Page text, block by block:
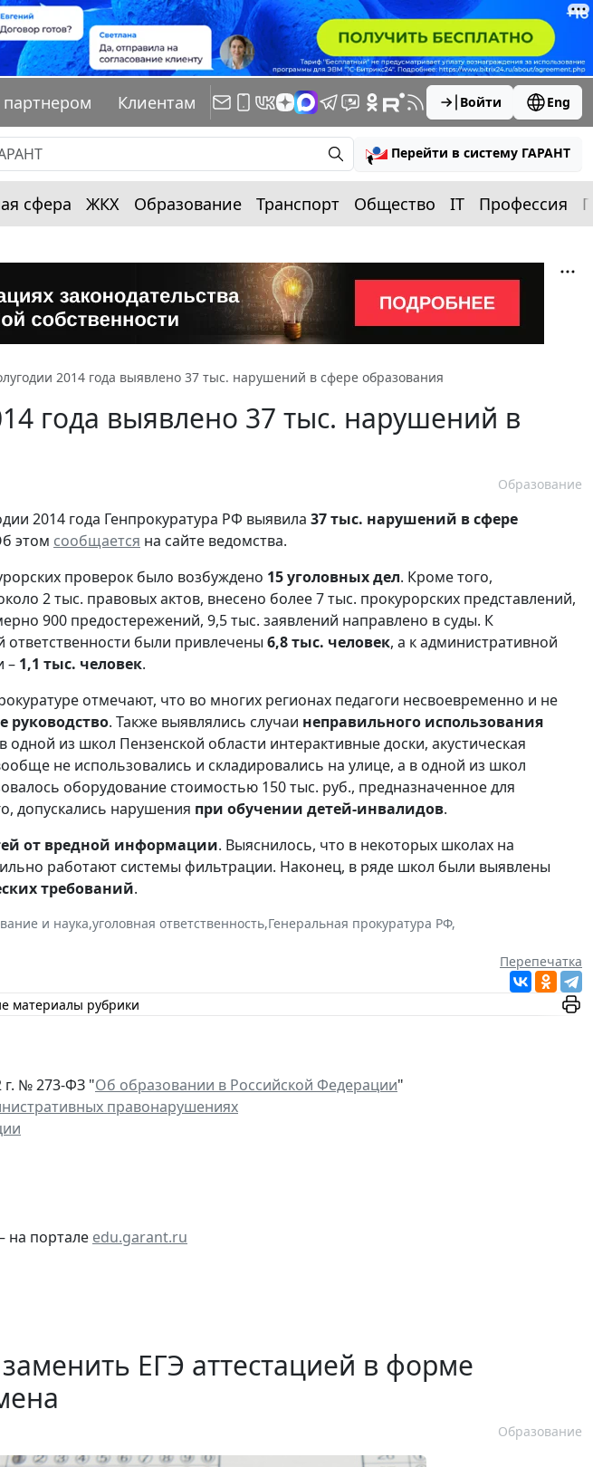
партнером Клиентам Войти Eng
Перейти в систему ГАРАНТ
сфера ЖКХ Образование Транспорт Общество IT Профессия
2014 года выявлено 37 тыс. нарушений в сфере образования
года выявлено 37 тыс. нарушений в
Образование
2014 года Генпрокуратура РФ выявила 37 тыс. нарушений в сфере
этом сообщается на сайте ведомства.
проверок было возбуждено 15 уголовных дел. Кроме того,
2 тыс. правовых актов, внесено более 7 тыс. прокурорских представлений,
900 предостережений, 9,5 тыс. заявлений направлено в суды. К
ответственности были привлечены 6,8 тыс. человек, а к административной
– 1,1 тыс. человек.
отмечают, что во многих регионах педагоги несвоевременно и не
руководство. Также выявлялись случаи неправильного использования
одной из школ Пензенской области интерактивные доски, акустическая
не использовались и складировались на улице, а в одной из школ
оборудование стоимостью 150 тыс. руб., предназначенное для
допускались нарушения при обучении детей-инвалидов.
от вредной информации. Выяснилось, что в некоторых школах на
работают системы фильтрации. Наконец, в ряде школ были выявлены
требований.
и наука,уголовная ответственность,Генеральная прокуратура РФ,
Перепечатка
материалы рубрики
г. № 273-ФЗ "Об образовании в Российской Федерации"
правонарушениях
на портале edu.garant.ru
ЕГЭ аттестацией в форме
Образование